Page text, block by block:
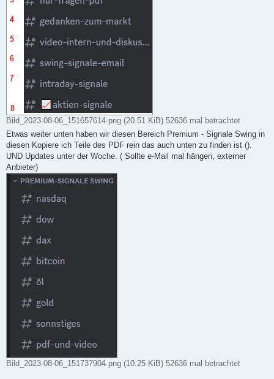
Bild_2023-08-06_151657614.png (20.51 KiB) 52636 mal betrachtet
Etwas weiter unten haben wir diesen Bereich Premium - Signale Swing in
diesen Kopiere ich Teile des PDF rein das auch unten zu finden ist ().
UND Updates unter der Woche. ( Sollte e-Mail mal hängen, externer
Anbieter)
Bild_2023-08-06_151737904.png (10.25 KiB) 52636 mal betrachtet